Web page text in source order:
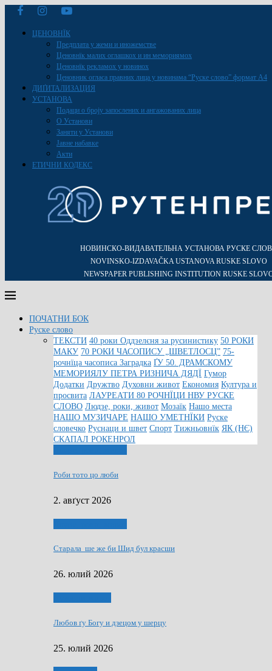
ЦЕНОВНЇК
Предплата у жеми и иножемстве
Ценовнїк малих оглашкох и ин мемориямох
Ценовнїк рекламох у новинох
Ценовник огласа правних лица у новинама “Руске слово” формат A4
ДИҐИТАЛИЗАЦИЯ
УСТАНОВА
Подаци о броју запослених и ангажованих лица
О Установи
Заняти у Установи
Јавне набавке
Акти
ЕТИЧНИ КОДЕКС
НОВИНСКО-ВИДАВАТЕЛЬНА УСТАНОВА РУСКЕ
NOVINSKO-IZDAVAČKA USTANOVA RUSKE SLOVO
NEWSPAPER PUBLISHING INSTITUTION RUSKE
ПОЧАТНИ БОК
Руске слово
ТЕКСТИ 40 роки Оддзелєня за русинистику 50 РОКИ
МАКУ 70 РОКИ ЧАСОПИСУ „ШВЕТЛОСЦ” 75-
рочнїца часописа Заградка ҐУ 50. ДРАМСКОМУ
МЕМОРИЯЛУ ПЕТРА РИЗНИЧА ДЯДЇ Гумор
Додатки Дружтво Духовни живот Економия Култура и
просвита ЛАУРЕАТИ 80 РОЧНЇЦИ НВУ РУСКЕ
СЛОВО Людзе, роки, живот Мозаїк Нашо места
НАШО МУЗИЧАРЕ НАШО УМЕТНЇКИ Руске
словечко Руснаци и швет Спорт Тижньовнїк ЯК (НЄ)
СКАПАЛ РОКЕНРОЛ
Роби тото цо люби
2. авґуст 2026
Старала ше же би Шид бул красши
26. юлий 2026
Любов ґу Богу и дзецом у шерцу
25. юлий 2026